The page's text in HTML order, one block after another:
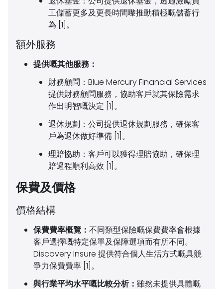
工儲蓄更多及更長時間嚟推動積極嘅儲蓄行
為 [1]。
額外服務
提供嘅其他服務：
財務顧問： Blue Mercury Financial Services
提供財務顧問服務，協助客戶就其保險需求
作出明智嘅決定 [1]。
退休規劃： 公司提供退休規劃服務，確保客
戶為退休做好準備 [1]。
理賠協助： 客戶可以獲得理賠協助，確保理
賠過程順利高效 [1]。
保費及價格
價格結構
保費費率概覽： 不同類型保險嘅保費費率會根據
客戶選擇嘅特定保單及保障選項而有所不同。
Discovery Insure 提供符合個人生活方式嘅具競
爭力保費費率 [1]。
與行業平均水平嘅比較分析： 雖然未提供具體嘅